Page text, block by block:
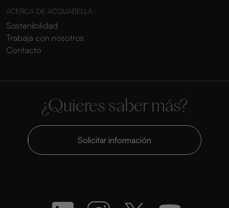
ACERCA DE ACQUABELLA
Sostenibilidad
Trabaja con nosotros
Contacto
¿Quieres saber más?
Solicitar información